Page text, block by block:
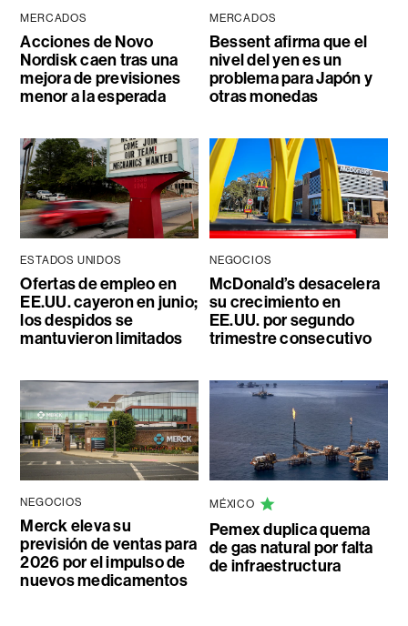
MERCADOS
Acciones de Novo
Nordisk caen tras una
mejora de previsiones
menor a la esperada
MERCADOS
Bessent afirma que el
nivel del yen es un
problema para Japón y
otras monedas
ESTADOS UNIDOS
Ofertas de empleo en
EE.UU. cayeron en junio;
los despidos se
mantuvieron limitados
NEGOCIOS
McDonald’s desacelera
su crecimiento en
EE.UU. por segundo
trimestre consecutivo
NEGOCIOS
Merck eleva su
previsión de ventas para
2026 por el impulso de
nuevos medicamentos
MÉXICO
Pemex duplica quema
de gas natural por falta
de infraestructura